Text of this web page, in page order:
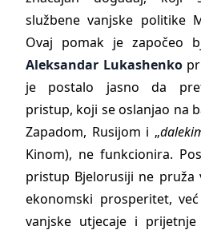
službene vanjske politike
Ovaj pomak je započeo
Aleksandar Lukashenko
je postalo jasno da
pristup, koji se oslanjao na
Zapadom, Rusijom i „
Kinom), ne funkcionira.
pristup Bjelorusiji ne
ekonomski prosperitet,
vanjske utjecaje i